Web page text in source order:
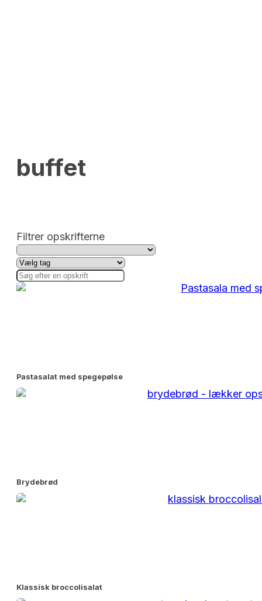
buffet
Filtrer opskrifterne
Pastasalat med spegepølse
Brydebrød
Klassisk broccolisalat